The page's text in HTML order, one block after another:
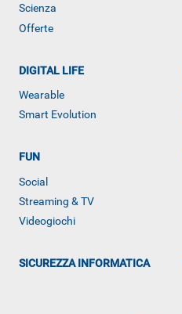
Scienza
Offerte
DIGITAL LIFE
Wearable
Smart Evolution
FUN
Social
Streaming & TV
Videogiochi
SICUREZZA INFORMATICA